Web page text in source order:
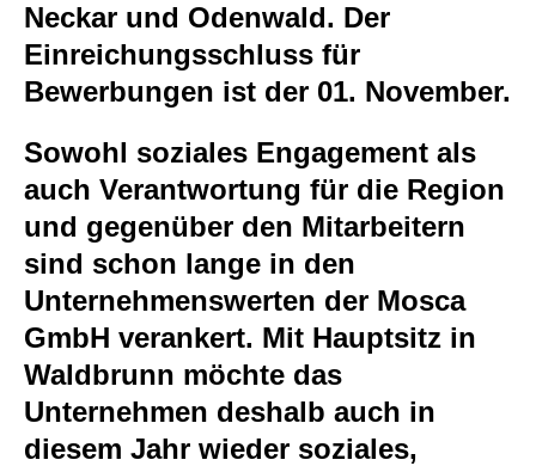
Neckar und Odenwald. Der
Einreichungsschluss für
Bewerbungen ist der 01. November.
Sowohl soziales Engagement als
auch Verantwortung für die Region
und gegenüber den Mitarbeitern
sind schon lange in den
Unternehmenswerten der Mosca
GmbH verankert. Mit Hauptsitz in
Waldbrunn möchte das
Unternehmen deshalb auch in
diesem Jahr wieder soziales,